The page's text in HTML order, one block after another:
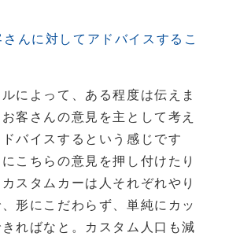
んに対してアドバイスするこ
によって、ある程度は伝えま
客さんの意見を主として考え
バイスするという感じです
こちらの意見を押し付けたり
スタムカーは人それぞれやり
形にこだわらず、単純にカッ
ればなと。カスタム人口も減